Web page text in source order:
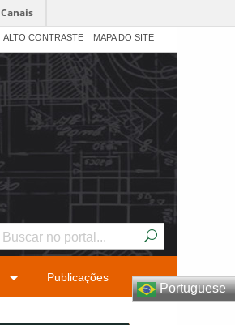
Canais
ALTO CONTRASTE MAPA DO SITE
Publicações
Portuguese